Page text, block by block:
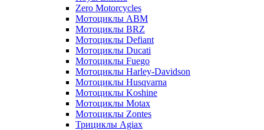
Zero Motorcycles
Мотоциклы ABM
Мотоциклы BRZ
Мотоциклы Defiant
Мотоциклы Ducati
Мотоциклы Fuego
Мотоциклы Harley-Davidson
Мотоциклы Husqvarna
Мотоциклы Koshine
Мотоциклы Motax
Мотоциклы Zontes
Трициклы Agiax